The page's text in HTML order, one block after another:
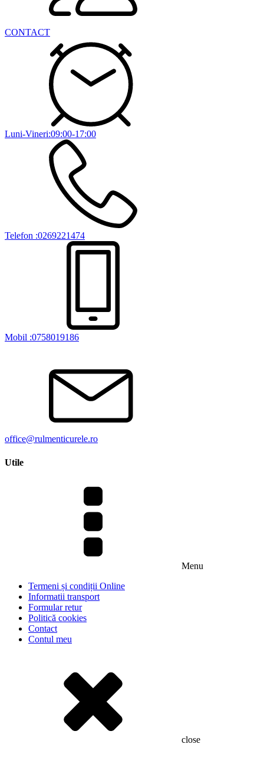
CONTACT
Luni-Vineri:09:00-17:00
Telefon :0269221474
Mobil :0758019186
office@rulmenticurele.ro
Utile
Menu
Termeni și condiții Online
Informatii transport
Formular retur
Politică cookies
Contact
Contul meu
close